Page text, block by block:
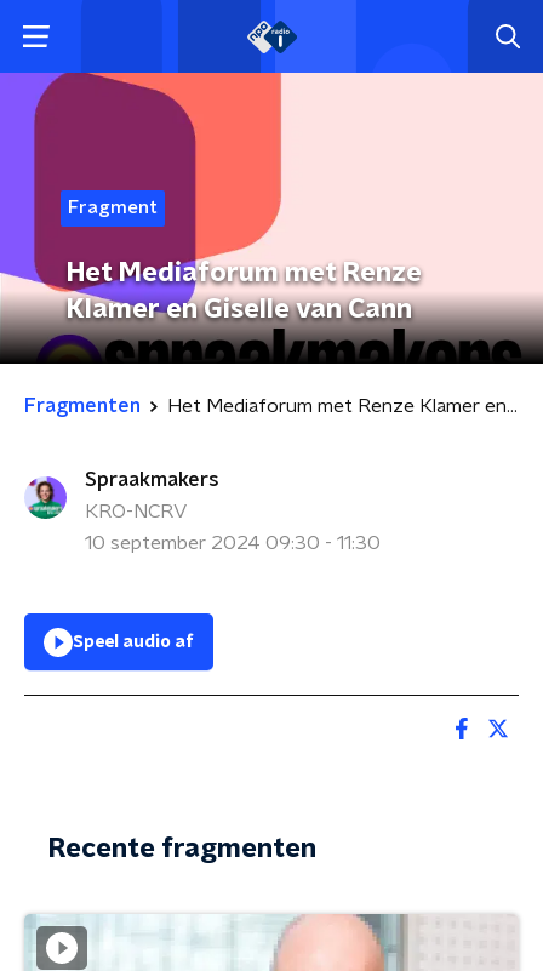
Fragment
Het Mediaforum met Renze
Klamer en Giselle van Cann
Fragmenten Het Mediaforum met Renze Klamer en Giselle van Cann
Spraakmakers
KRO-NCRV
10 september 2024 09:30 - 11:30
Speel audio af
Recente fragmenten